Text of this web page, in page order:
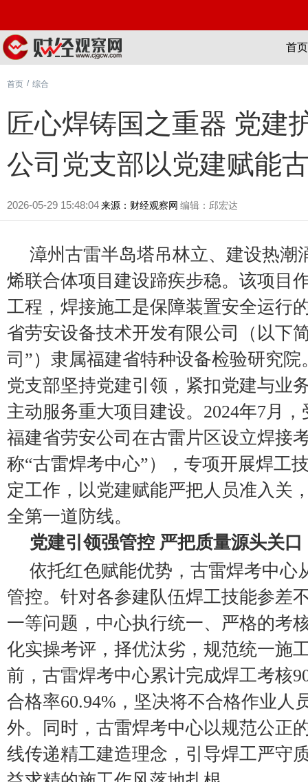
首页
首页 / 综合
匠心焊铸国之重器 党
公司党支部以党建赋能
2026-05-29 15:48:04来源：财经观察网 编辑：邱宏达
漳州古雷半岛塔吊林立、建设热潮
烯联合体项目建设蹄疾步稳。该项目
工程，焊接施工是保障装置安全运行
省劳安设备技术开发有限公司（以下
司”）隶属福建省特种设备检验研究
党支部坚持党建引领，紧扣党建与业
主动服务重大项目建设。2024年7月
福建省劳安公司在古雷片区设立焊接
称“古雷焊考中心”），专项开展焊工
定工作，以党建赋能严把人员准入关
全第一道防线。
党建引领强管控 严把质量源头关口
依托红色赋能优势，古雷焊考中心
管控。针对各参建队伍焊工技能参差
一等问题，中心执行统一、严格的考
化实操考评，择优汰劣，规范统一施
前，古雷焊考中心累计完成焊工考核
合格率60.94%，坚决将不合格作业人
外。同时，古雷焊考中心以规范公正
线传递精工建造理念，引导焊工严守